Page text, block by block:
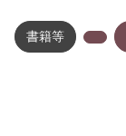
書籍等